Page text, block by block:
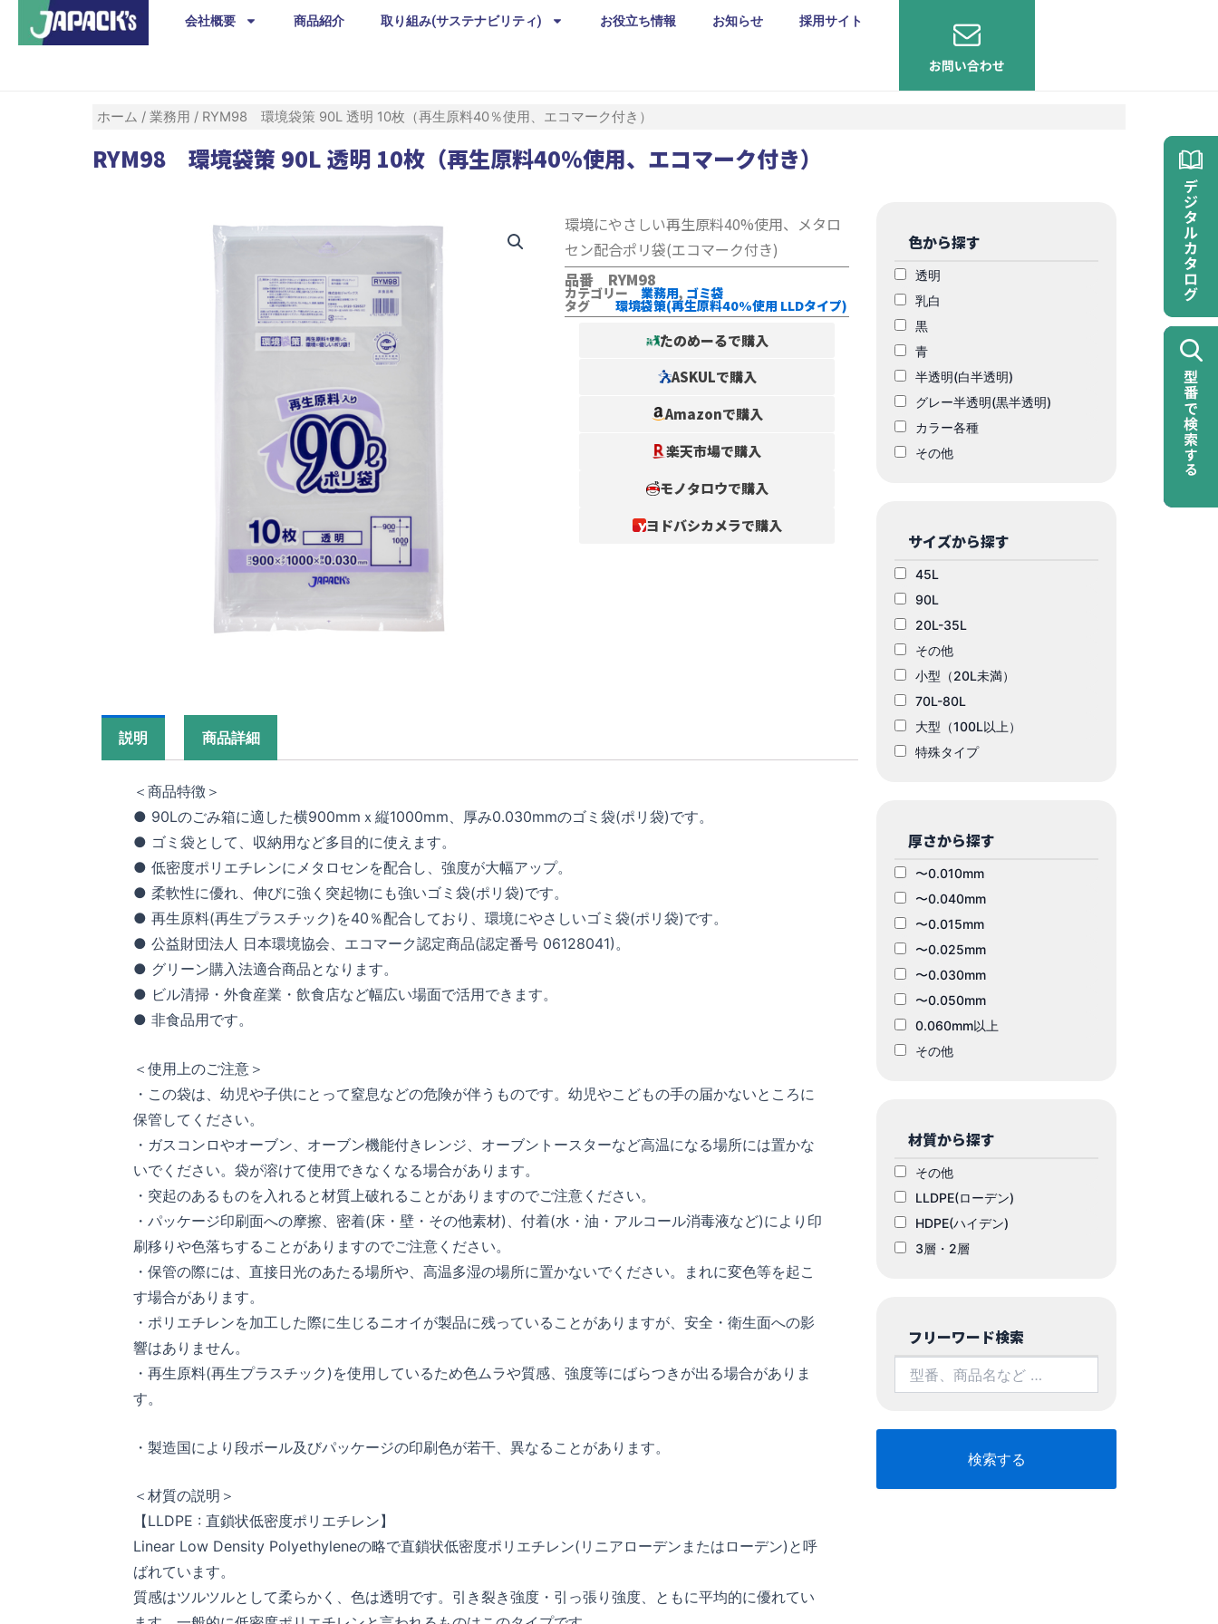
会社概要 商品紹介 取り組み(サステナビリティ) お役立ち情報 お知らせ 採用サイト
ホーム / 業務用 / RYM98 環境袋策 90L 透明 10枚（再生原料40％使用、エコマーク付き）
RYM98 環境袋策 90L 透明 10枚（再生原料40％使用、エコマーク付き）
環境にやさしい再生原料40%使用、メタロ
セン配合ポリ袋(エコマーク付き)
品番 RYM98
カテゴリー 業務用, ゴミ袋
タグ 環境袋策(再生原料40%使用 LLDタイプ)
たのめーるで購入
ASKULで購入
Amazonで購入
楽天市場で購入
モノタロウで購入
ヨドバシカメラで購入
説明 商品詳細
＜商品特徴＞
● 90Lのごみ箱に適した横900mmｘ縦1000mm、厚み0.030mmのゴミ袋(ポリ袋)です。
● ゴミ袋として、収納用など多目的に使えます。
● 低密度ポリエチレンにメタロセンを配合し、強度が大幅アップ。
● 柔軟性に優れ、伸びに強く突起物にも強いゴミ袋(ポリ袋)です。
● 再生原料(再生プラスチック)を40％配合しており、環境にやさしいゴミ袋(ポリ袋)です。
● 公益財団法人 日本環境協会、エコマーク認定商品(認定番号 06128041)。
● グリーン購入法適合商品となります。
● ビル清掃・外食産業・飲食店など幅広い場面で活用できます。
● 非食品用です。
＜使用上のご注意＞
・この袋は、幼児や子供にとって窒息などの危険が伴うものです。幼児やこどもの手の届かないところに
保管してください。
・ガスコンロやオーブン、オーブン機能付きレンジ、オーブントースターなど高温になる場所には置かな
いでください。袋が溶けて使用できなくなる場合があります。
・突起のあるものを入れると材質上破れることがありますのでご注意ください。
・パッケージ印刷面への摩擦、密着(床・壁・その他素材)、付着(水・油・アルコール消毒液など)により印
刷移りや色落ちすることがありますのでご注意ください。
・保管の際には、直接日光のあたる場所や、高温多湿の場所に置かないでください。まれに変色等を起こ
す場合があります。
・ポリエチレンを加工した際に生じるニオイが製品に残っていることがありますが、安全・衛生面への影
響はありません。
・再生原料(再生プラスチック)を使用しているため色ムラや質感、強度等にばらつきが出る場合がありま
す。
・製造国により段ボール及びパッケージの印刷色が若干、異なることがあります。
＜材質の説明＞
【LLDPE : 直鎖状低密度ポリエチレン】
Linear Low Density Polyethyleneの略で直鎖状低密度ポリエチレン(リニアローデンまたはローデン)と呼
ばれています。
質感はツルツルとして柔らかく、色は透明です。引き裂き強度・引っ張り強度、ともに平均的に優れてい
色から探す
透明
乳白
黒
青
半透明(白半透明)
グレー半透明(黒半透明)
カラー各種
その他
サイズから探す
45L
90L
20L-35L
その他
小型（20L未満）
70L-80L
大型（100L以上）
特殊タイプ
厚さから探す
〜0.010mm
〜0.040mm
〜0.015mm
〜0.025mm
〜0.030mm
〜0.050mm
0.060mm以上
その他
材質から探す
その他
LLDPE(ローデン)
HDPE(ハイデン)
3層・2層
フリーワード検索